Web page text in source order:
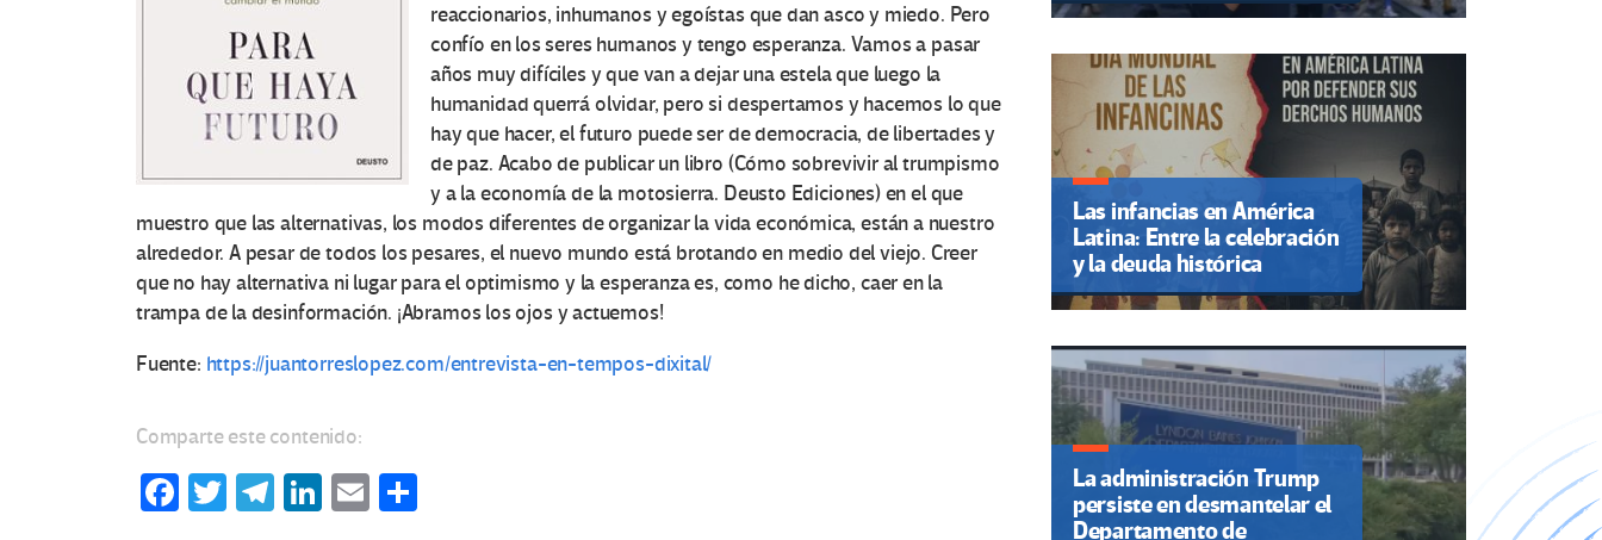
reaccionarios, inhumanos y egoístas que dan asco y miedo. Pero
confío en los seres humanos y tengo esperanza. Vamos a pasar
años muy difíciles y que van a dejar una estela que luego la
humanidad querrá olvidar, pero si despertamos y hacemos lo que
hay que hacer, el futuro puede ser de democracia, de libertades y
de paz. Acabo de publicar un libro (Cómo sobrevivir al trumpismo
y a la economía de la motosierra. Deusto Ediciones) en el que
muestro que las alternativas, los modos diferentes de organizar la vida económica, están a nuestro
alrededor. A pesar de todos los pesares, el nuevo mundo está brotando en medio del viejo. Creer
que no hay alternativa ni lugar para el optimismo y la esperanza es, como he dicho, caer en la
trampa de la desinformación. ¡Abramos los ojos y actuemos!
Fuente: https://juantorreslopez.com/entrevista-en-tempos-dixital/
Comparte este contenido:
Fa T
Te Li
E
Las infancias en América
Latina: Entre la celebración
y la deuda histórica
La administración Trump
persiste en desmantelar el
Departamento de